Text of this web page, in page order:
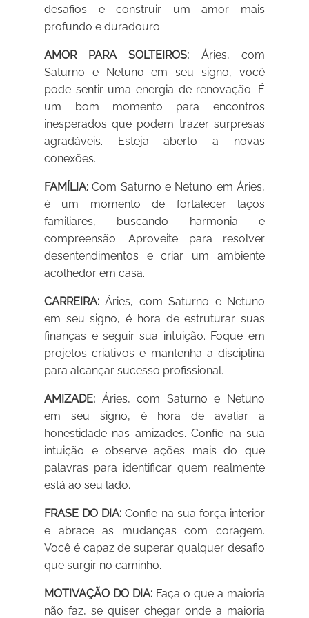
desafios e construir um amor mais
profundo e duradouro.
AMOR PARA SOLTEIROS: Áries, com
Saturno e Netuno em seu signo, você
pode sentir uma energia de renovação. É
um bom momento para encontros
inesperados que podem trazer surpresas
agradáveis. Esteja aberto a novas
conexões.
FAMÍLIA: Com Saturno e Netuno em Áries,
é um momento de fortalecer laços
familiares, buscando harmonia e
compreensão. Aproveite para resolver
desentendimentos e criar um ambiente
acolhedor em casa.
CARREIRA: Áries, com Saturno e Netuno
em seu signo, é hora de estruturar suas
finanças e seguir sua intuição. Foque em
projetos criativos e mantenha a disciplina
para alcançar sucesso profissional.
AMIZADE: Áries, com Saturno e Netuno
em seu signo, é hora de avaliar a
honestidade nas amizades. Confie na sua
intuição e observe ações mais do que
palavras para identificar quem realmente
está ao seu lado.
FRASE DO DIA: Confie na sua força interior
e abrace as mudanças com coragem.
Você é capaz de superar qualquer desafio
que surgir no caminho.
MOTIVAÇÃO DO DIA: Faça o que a maioria
não faz, se quiser chegar onde a maioria